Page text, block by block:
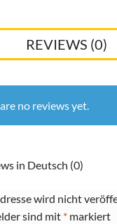
REVIEWS (0)
no reviews yet.
in Deutsch (0)
wird nicht
sind mit * markiert